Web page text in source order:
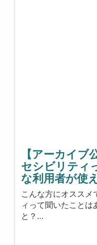
【アーカイブ
セシビリティ
な利用者が使
こんな方にオススメ
ィって聞いたことは
と？…